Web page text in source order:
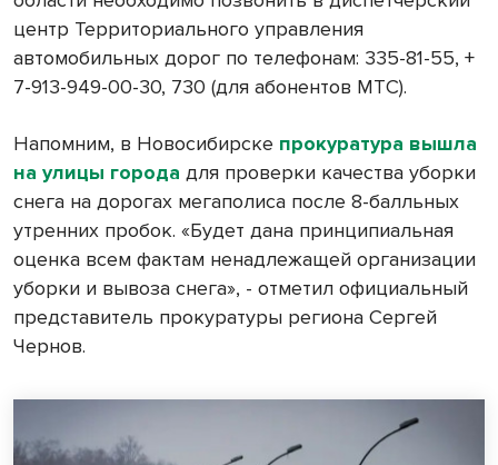
центр Территориального управления
автомобильных дорог по телефонам: 335-81-55, +
7-913-949-00-30, 730 (для абонентов МТС).
Напомним, в Новосибирске прокуратура вышла
на улицы города для проверки качества уборки
снега на дорогах мегаполиса после 8-балльных
утренних пробок. «Будет дана принципиальная
оценка всем фактам ненадлежащей организации
уборки и вывоза снега», - отметил официальный
представитель прокуратуры региона Сергей
Чернов.